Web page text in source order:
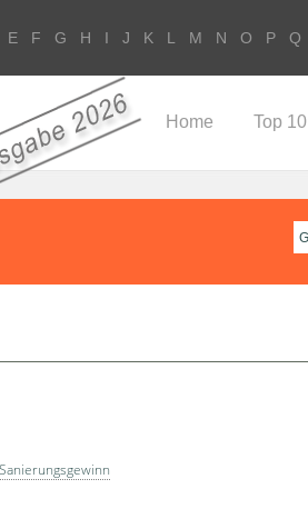
E F G H I J K L M N O P Q
Home Top 10
Sanierungsgewinn